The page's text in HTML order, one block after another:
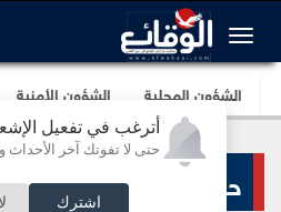
أترغب في تفعيل
حتى لا تفوتك آخر الأحداث
اشترك
الشؤون المحلية الشؤون الأمنية
حوادث ساخنة